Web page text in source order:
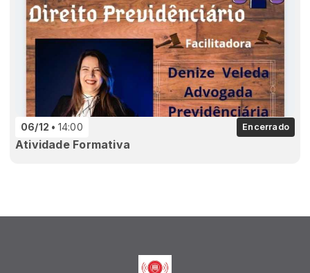
06/12 14:00 Encerrado
Atividade Formativa